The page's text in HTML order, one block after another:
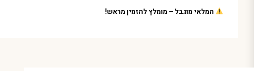
המלאי מוגבל – מומלץ להזמין מראש!